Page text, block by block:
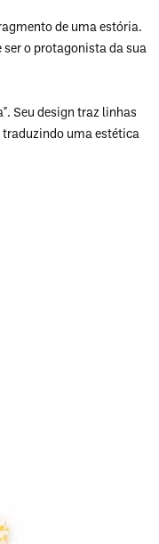
de uma estória.
o protagonista da sua
Seu design traz linhas
traduzindo uma estética